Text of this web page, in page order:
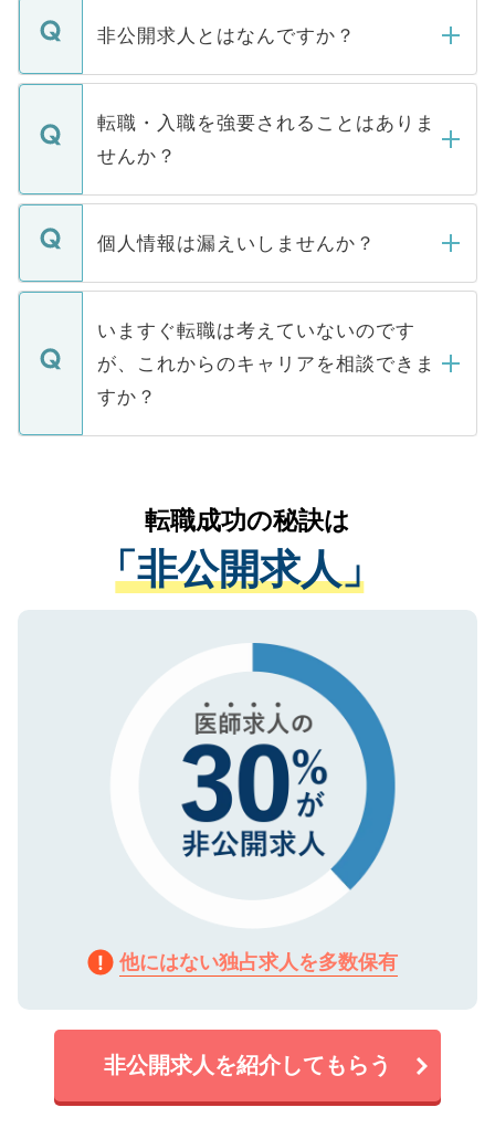
登録内容を確認し、その後メールもしくは
ます。通常、5営業日以内にはご連絡をせて
いただきますので、しばらくお待ちくださ
非公開求人とはなんですか？
マイナビDOCTORで取り扱っている求人の
うち約3割は、Webサイトからご覧いただ
けない「非公開求人」です。非公開求人は
下記の理由によって、一般には公開してい
ません。
■応募殺到を避けるため 人気のある医療機
関を公にしてしまうと、応募が殺到する場
に、医療機関が求める条件に合った人材の
みを人材紹介会社に依頼するケースが増え
ています。
転職・入職を強要されることはありま
せんか？
転職・入職を強要することは一切ありませ
ん。また、仮に応募先から内定をいただい
定を承諾する必要はありません。内定先へ
の辞退の連絡はキャリアパートナーが行い
個人情報は漏えいしませんか？
個人情報が漏えいすることはありませんの
で、ご安心ください。当サイトからの登録
などで収集したご登録者様の個人情報は、
ご本人のキャリアアップおよび転職活動の
支援を目的に使用いたします。お預かりし
ているすべての個人データはご本人の許可
は、個人情報の取り扱いについての厳密な
管理基準を満たした事業者のみに付与され
る、プライバシーマークを取得済みです。
で、機密保持に関してもご安心ください。
いますぐ転職は考えていないのです
が、これからのキャリアを相談できま
すか？
かがいして、現在の医療機関の状況や紹介
経験をまじえながら、適切なアドバイスを
させていただきます。すぐにご転職をされ
ない方には、長期的なサポートが可能です
ので、まずはご登録ください。
転職成功の秘訣は
「非公開求人」
他にはない独占求人を多数保有
非公開求人を紹介してもらう